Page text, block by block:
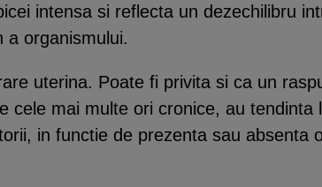
intensa si reflecta un dezechilibru
a organismului.
uterina. Poate fi privita si ca un
cele mai multe ori cronice, au tendinta
in functie de prezenta sau absenta